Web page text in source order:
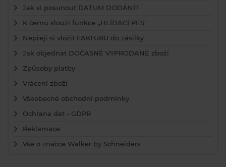
Jak si posunout DATUM DODÁNÍ?
K čemu slouží funkce ,,HLÍDACÍ PES"
Nepřeji si vložit FAKTURU do zásilky
Jak objednat DOČASNĚ VYPRODANÉ zboží
Způsoby platby
Vrácení zboží
Všeobecné obchodní podmínky
Ochrana dat - GDPR
Reklamace
Vše o značce Walker by Schneiders